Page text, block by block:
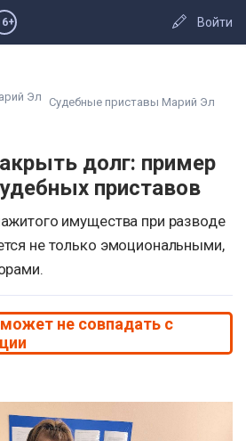
Войти
Судебные приставы Марий Эл
долг: пример
приставов
имущества при разводе
не только эмоциональными,
не совпадать с